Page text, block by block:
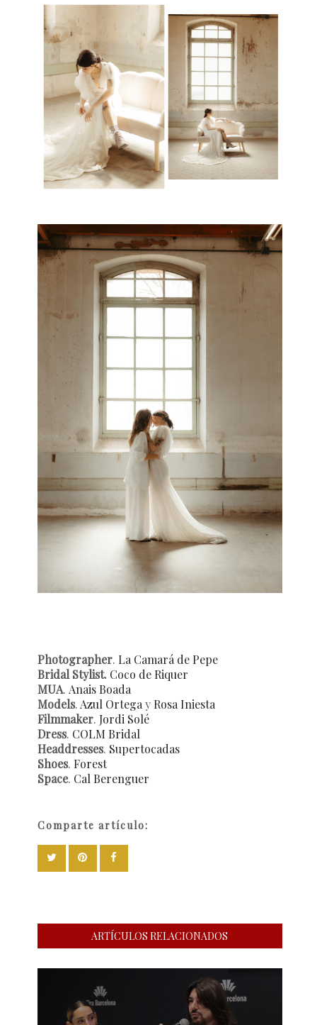
Photographer. La Camará de Pepe
Bridal Stylist. Coco de Riquer
MUA. Anais Boada
Models. Azul Ortega y Rosa Iniesta
Filmmaker. Jordi Solé
Dress. COLM Bridal
Headdresses. Supertocadas
Shoes. Forest
Space. Cal Berenguer
Comparte artículo:
ARTÍCULOS RELACIONADOS